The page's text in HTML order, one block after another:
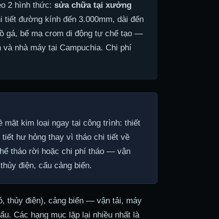
2 hình thức: sửa chữa tại xưởng
tiết đường kính đến 3.000mm, dài đến
gá, bể mạ crom di động tự chế tạo —
nhà máy tại Campuchia. Chi phí
mặt kim loại ngay tại công trình: thiết
hư hỏng thay vì tháo chi tiết về
tháo rời hoặc chi phí tháo — vận
điện, cẩu cảng biển.
thủy điện), cảng biển — vận tải, máy
Các hạng mục lặp lại nhiều nhất là